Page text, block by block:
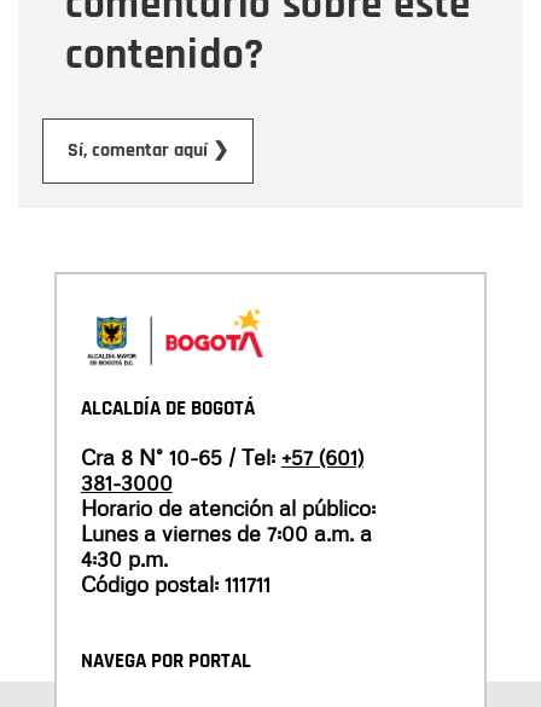
contenido?
Sí, comentar aquí ❯
ALCALDÍA DE BOGOTÁ
Cra 8 N° 10-65 / Tel: +57 (601)
381-3000
Horario de atención al público:
Lunes a viernes de 7:00 a.m. a
4:30 p.m.
Código postal: 111711
NAVEGA POR PORTAL